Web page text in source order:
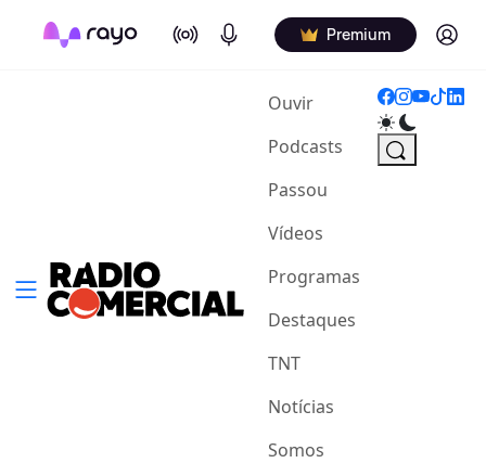
On Air Podcasts Premium Log in
Ouvir(current)
Podcasts
Passou
Vídeos
Programas
Destaques
TNT
Notícias
Somos